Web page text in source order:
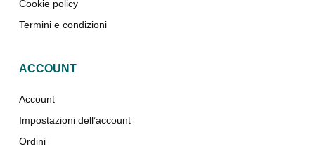
Cookie policy
Termini e condizioni
ACCOUNT
Account
Impostazioni dell’account
Ordini